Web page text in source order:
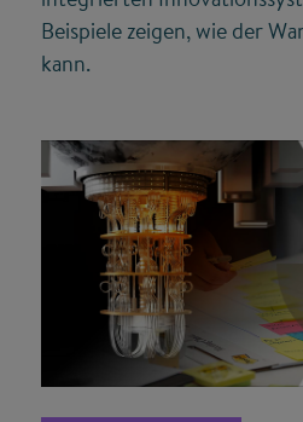
Beispiele zeigen, wie der
kann.